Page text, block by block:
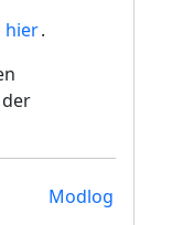
hier.
Modlog